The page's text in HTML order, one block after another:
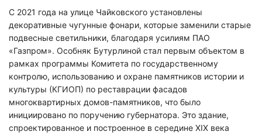
С 2021 года на улице Чайковского установлены
декоративные чугунные фонари, которые заменили старые
подвесные светильники, благодаря усилиям ПАО
«Газпром». Особняк Бутурлиной стал первым объектом в
рамках программы Комитета по государственному
контролю, использованию и охране памятников истории и
культуры (КГИОП) по реставрации фасадов
многоквартирных домов-памятников, что было
инициировано по поручению губернатора. Это здание,
спроектированное и построенное в середине XIX века